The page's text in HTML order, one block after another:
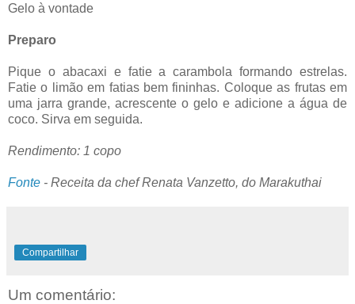
Gelo à vontade
Preparo
Pique o abacaxi e fatie a carambola formando estrelas.
Fatie o limão em fatias bem fininhas. Coloque as frutas em
uma jarra grande, acrescente o gelo e adicione a água de
coco. Sirva em seguida.
Rendimento: 1 copo
Fonte - Receita da chef Renata Vanzetto, do Marakuthai
Compartilhar
Um comentário: